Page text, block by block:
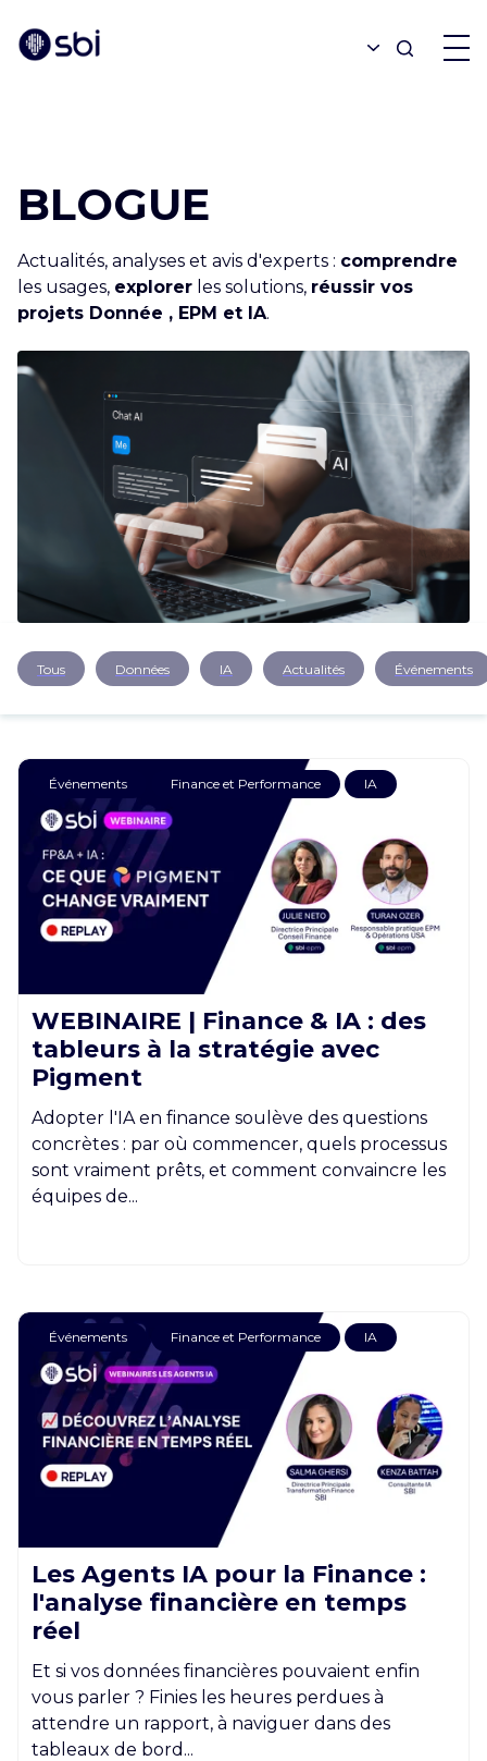
PARTENAIRES
RÉALISATIONS
BLOGUE
À PROPOS
CARRIÈRE NOUS CONTACTER
BLOGUE
Actualités, analyses et avis d'experts : comprendre
les usages, explorer les solutions, réussir vos
projets Donnée , EPM et IA.
Tous Données IA Actualités Événements
Événements Finance et Performance IA
WEBINAIRE | Finance & IA : des
tableurs à la stratégie avec
Pigment
Adopter l'IA en finance soulève des questions
concrètes : par où commencer, quels processus
sont vraiment prêts, et comment convaincre les
équipes de...
Événements Finance et Performance IA
Les Agents IA pour la Finance :
l'analyse financière en temps
réel
Et si vos données financières pouvaient enfin
vous parler ? Finies les heures perdues à
attendre un rapport, à naviguer dans des
tableaux de bord...